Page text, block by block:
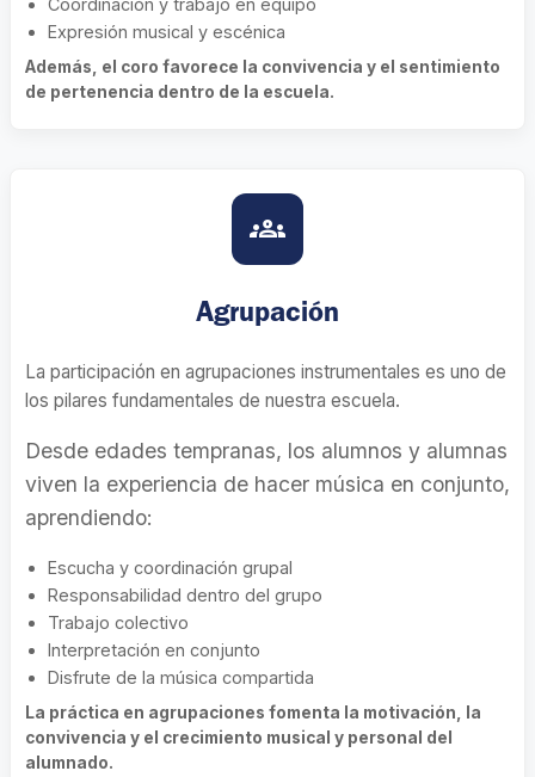
Coordinación y trabajo en equipo
Expresión musical y escénica
Además, el coro favorece la convivencia y el sentimiento
de pertenencia dentro de la escuela.
groups
Agrupación
La participación en agrupaciones instrumentales es uno de
los pilares fundamentales de nuestra escuela.
Desde edades tempranas, los alumnos y alumnas
viven la experiencia de hacer música en conjunto,
aprendiendo:
Escucha y coordinación grupal
Responsabilidad dentro del grupo
Trabajo colectivo
Interpretación en conjunto
Disfrute de la música compartida
La práctica en agrupaciones fomenta la motivación, la
convivencia y el crecimiento musical y personal del
alumnado.